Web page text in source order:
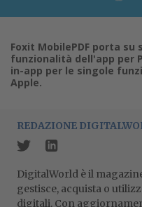
Foxit MobilePDF porta
funzionalità dell'app per
in-app per le singole
Apple.
REDAZIONE
DigitalWorld è il
gestisce, acquista o
digitali. Con